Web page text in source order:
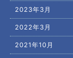
2023年3月
2022年3月
2021年10月